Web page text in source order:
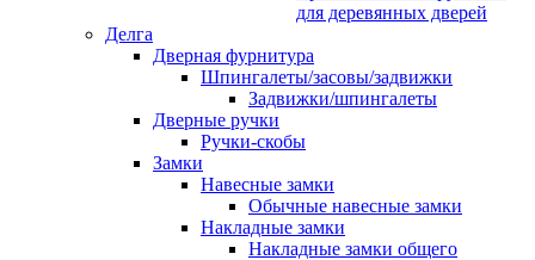
для деревянных дверей
Делга
Дверная фурнитура
Шпингалеты/засовы/задвижки
Задвижки/шпингалеты
Дверные ручки
Ручки-скобы
Замки
Навесные замки
Обычные навесные замки
Накладные замки
Накладные замки общего